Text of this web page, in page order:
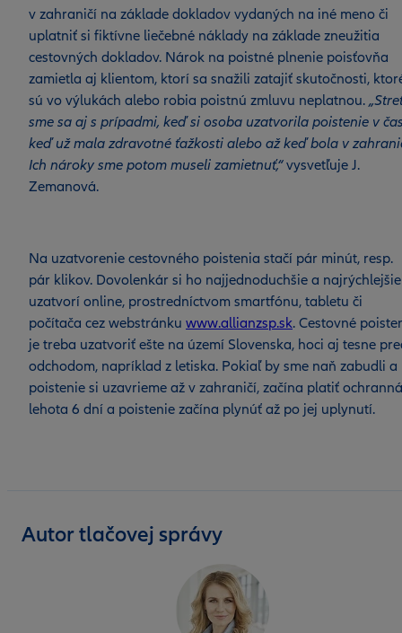
v zahraničí na základe dokladov vydaných na iné meno či
uplatniť si fiktívne liečebné náklady na základe zneužitia
cestovných dokladov. Nárok na poistné plnenie poisťovňa
zamietla aj klientom, ktorí sa snažili zatajiť skutočnosti,
sú vo výlukách alebo robia poistnú zmluvu neplatnou.
sme sa aj s prípadmi, keď si osoba uzatvorila poistenie v
keď už mala zdravotné ťažkosti alebo až keď bola v
Ich nároky sme potom museli zamietnuť,“vysvetľuje J.
Zemanová.
Na uzatvorenie cestovného poistenia stačí pár minút, resp.
pár klikov. Dovolenkár si ho najjednoduchšie a najrýchlejšie
uzatvorí online, prostredníctvom smartfónu, tabletu či
počítača cez webstránku www.allianzsp.sk. Cestovné
je treba uzatvoriť ešte na území Slovenska, hoci aj tesne
odchodom, napríklad z letiska. Pokiaľ by sme naň zabudli a
poistenie si uzavrieme až v zahraničí, začína platiť ochranná
lehota 6 dní a poistenie začína plynúť až po jej uplynutí.
Autor tlačovej správy